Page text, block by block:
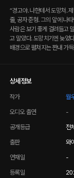
“경고야. 나한테서 도망쳐.
줄, 공자 준형. 그의 앞에 나
사람은 보기 좋게 걸려들고
고 말았다. 도망치기엔 늦었
배경으로 펼쳐지는 짠내 가
상세정보
작가 월
오디오 출연 -
공개등급 전체
출판 와
연재일 -
등록일